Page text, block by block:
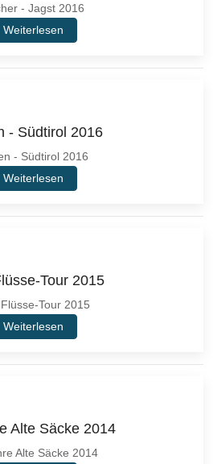
- Jagst 2016
Weiterlesen
- Südtirol 2016
- Südtirol 2016
Weiterlesen
Tour 2015
Tour 2015
Weiterlesen
Alte Säcke 2014
Alte Säcke 2014